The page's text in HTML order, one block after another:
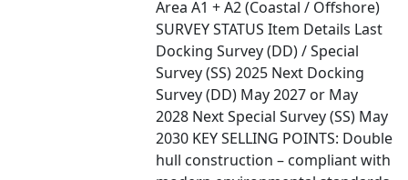
Area A1 + A2 (Coastal / Offshore)
SURVEY STATUS Item Details Last
Docking Survey (DD) / Special
Survey (SS) 2025 Next Docking
Survey (DD) May 2027 or May
2028 Next Special Survey (SS) May
2030 KEY SELLING POINTS: Double
hull construction – compliant with